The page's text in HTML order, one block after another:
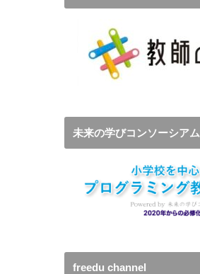
未来の学びコンソーシアム
freedu channel